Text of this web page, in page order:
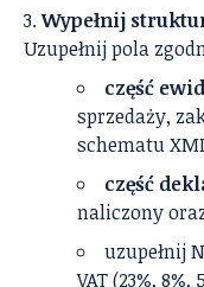
Wypełnij
Uzupełnij pola
część
sprzedaży,
schematu
część
naliczony
uzupełnij
VAT (23%,